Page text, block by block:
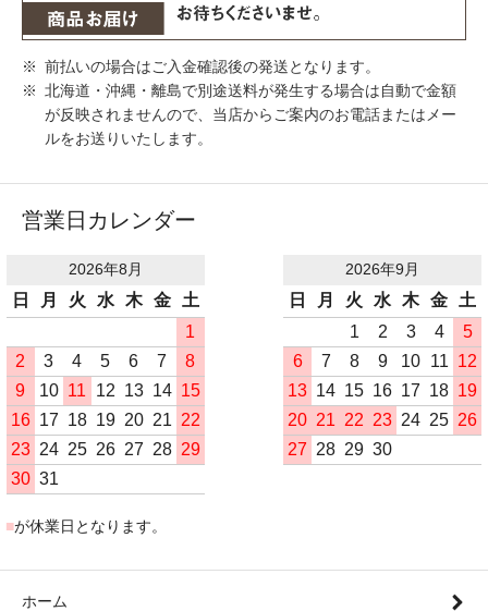
前払いの場合はご入金確認後の発送となります。
北海道・沖縄・離島で別途送料が発生する場合は自動で金額
が反映されませんので、当店からご案内のお電話またはメー
ルをお送りいたします。
営業日カレンダー
2026年8月
日 月 火 水 木 金
土
1
2
3 4 5 6 7
8
9
10 11 12 13 14 15
16 17 18 19 20 21 22
23 24 25 26 27 28 29
30 31
2026年9月
日 月 火 水 木 金
土
1
2 3 4
5
6
7 8 9 10 11 12
13 14 15 16 17 18 19
20 21 22 23 24 25 26
27 28 29 30
■が休業日となります。
ホーム